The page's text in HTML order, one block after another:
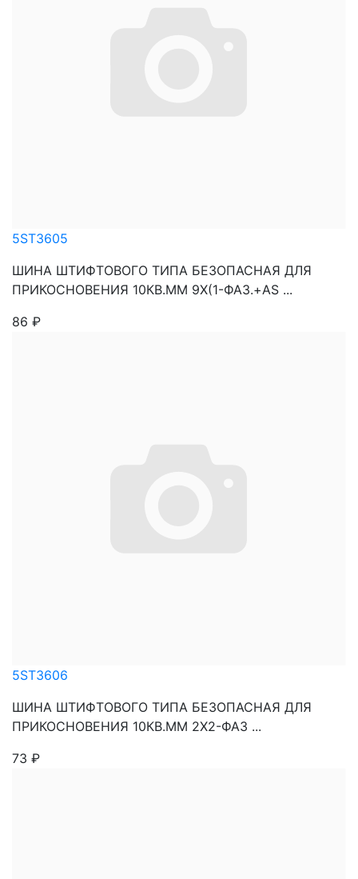
5ST3605
ШИНА ШТИФТОВОГО ТИПА БЕЗОПАСНАЯ ДЛЯ
ПРИКОСНОВЕНИЯ 10КВ.ММ 9Х(1-ФАЗ.+AS ...
86 ₽
5ST3606
ШИНА ШТИФТОВОГО ТИПА БЕЗОПАСНАЯ ДЛЯ
ПРИКОСНОВЕНИЯ 10КВ.ММ 2Х2-ФАЗ ...
73 ₽